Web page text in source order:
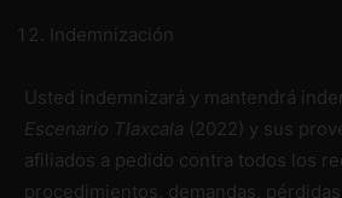
Indemnización
Usted indemnizará y mantendrá
Escenario Tlaxcala (2022) y sus
afiliados a pedido contra todos los
procedimientos, demandas,